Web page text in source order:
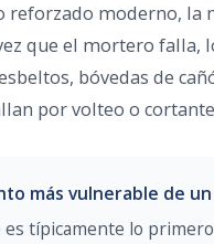
reforzado moderno, la
que el mortero
bóvedas de
por volteo o
más vulnerable de
típicamente lo